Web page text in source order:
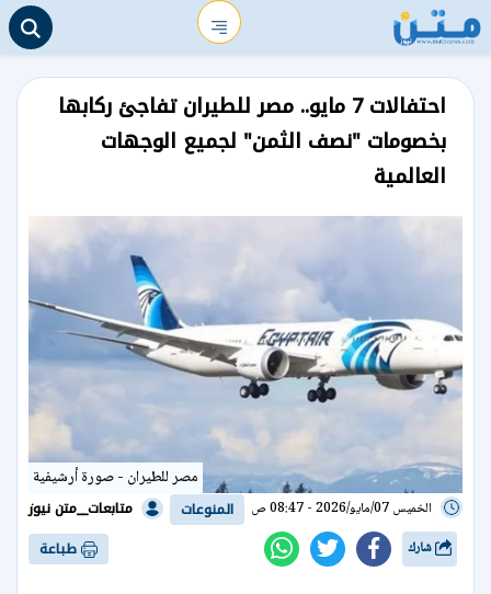
احتفالات 7 مايو.. مصر للطيران تفاجئ ركابها
بخصومات "نصف الثمن" لجميع الوجهات
العالمية
مصر للطيران - صورة أرشيفية
الخميس 07/مايو/2026 - 08:47 ص المنوعات متابعات__متن نيوز
طباعة